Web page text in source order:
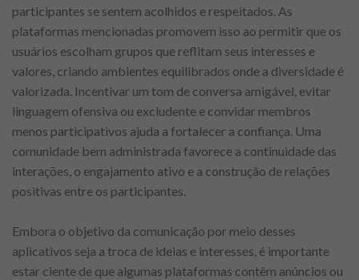
participantes se sentem acolhidos e respeitados. As
plataformas mencionadas promovem isso ao permitir que os
usuários escolham grupos que reflitam seus interesses e
valores, criando ambientes equilibrados onde a diversidade é
valorizada. Incentivar um tom de conversa amigável, evitar
linguagem ofensiva ou excludente e convidar membros
menos participativos ajuda a fortalecer a confiança. Uma
comunidade bem administrada favorece a continuidade das
interações, o engajamento ativo e a construção de relações
positivas entre os participantes.
Embora o objetivo da comunicação por meio desses
aplicativos seja a troca de ideias e interesses, é importante
estar ciente de que algumas plataformas contêm anúncios ou